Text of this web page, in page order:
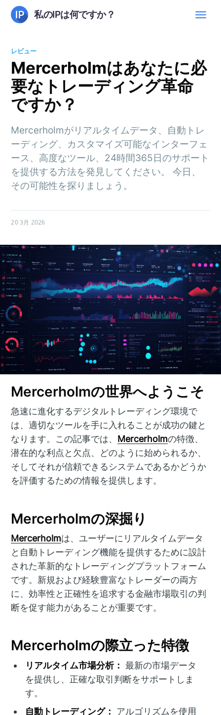
私のIPは何ですか？
レビュー
Mercerholmはあなたに必
要なトレーディング革命
ですか？
Mercerholmがリアルタイムデータ、自動トレ
ーディング、カスタマイズ可能なインターフェ
ース、高度なツール、24時間365日のサポート
を提供する方法を発見してください。 今日、
その可能性を探りましょう。
20 3月 2026
Mercerholmの世界へようこそ
急速に進化するデジタルトレーディング環境で
は、適切なツールを手に入れることが成功の鍵と
なります。この記事では、 Mercerholmの特徴、
潜在的な利点と欠点、どのように始められるか、
そしてそれが信頼できるシステムであるかどうか
を評価するための情報を提供します。
Mercerholmの深掘り
Mercerholmは、ユーザーにリアルタイムデータ
と自動トレーディング機能を提供するために設計
された革新的なトレーディングプラットフォーム
です。新規および経験豊富なトレーダーの両方
に、効率性と正確性を追求する金融市場取引の判
断を促す能力があることが重要です。
Mercerholmの際立った特徴
リアルタイム市場分析： 最新の市場データ
を提供し、正確な取引判断をサポートしま
す。
自動トレーディング：
アルゴリズムを使用